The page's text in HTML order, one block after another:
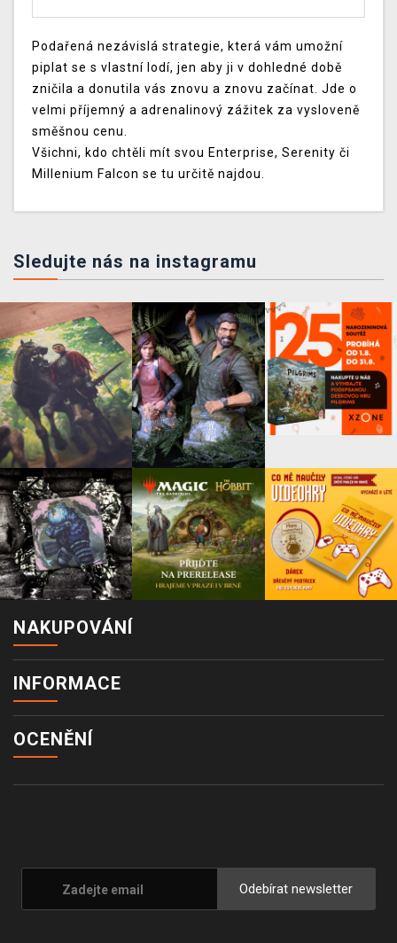
Podařená nezávislá strategie, která vám umožní
piplat se s vlastní lodí, jen aby ji v dohledné době
zničila a donutila vás znovu a znovu začínat. Jde o
velmi příjemný a adrenalinový zážitek za vysloveně
směšnou cenu.
Všichni, kdo chtěli mít svou Enterprise, Serenity či
Millenium Falcon se tu určitě najdou.
Sledujte nás na instagramu
NAKUPOVÁNÍ
INFORMACE
OCENĚNÍ
Odebírat newsletter